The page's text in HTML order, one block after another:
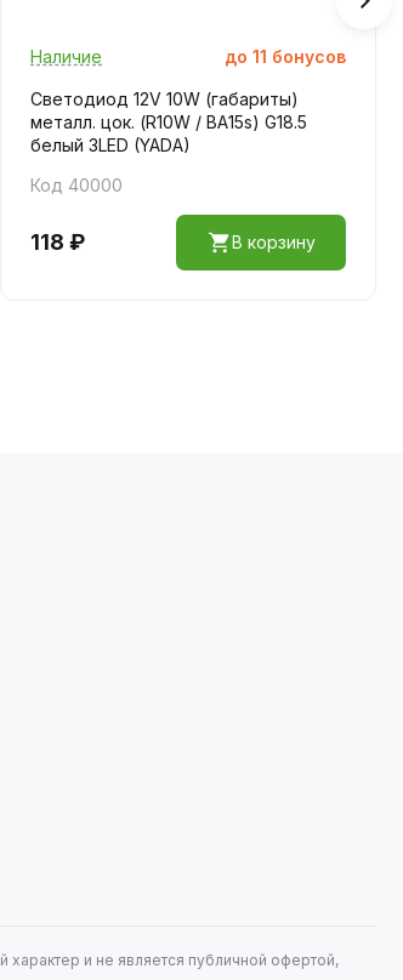
Наличие до 11 бонусов
Светодиод 12V 10W (габариты)
металл. цок. (R10W / ВА15s) G18.5
белый 3LED (YADA)
Код 40000
118 ₽ В корзину
и не является публичной офертой,